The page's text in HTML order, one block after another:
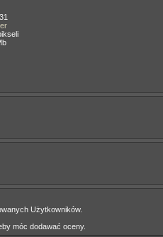
Użytkowników.
móc dodawać oceny.